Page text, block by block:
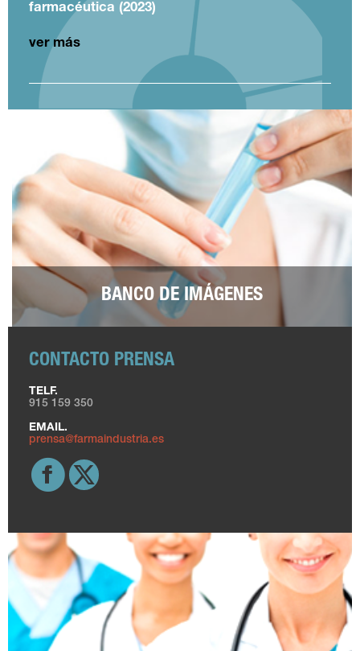
farmacéutica (2023)
ver más
BANCO DE IMÁGENES
CONTACTO PRENSA
TELF.
915 159 350
EMAIL.
prensa@farmaindustria.es